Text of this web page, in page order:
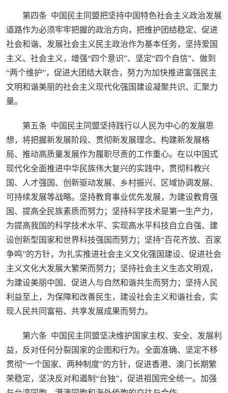
第四条 中国民主同盟把坚持中国特色社会主义政治发展
道路作为必须牢牢把握的政治方向，把维护团结稳定、促进
社会和谐、发展社会主义民主政治作为基本任务，坚持爱国
主义、社会主义，增强“四个意识”、坚定“四个自信”、做到
“两个维护”，促进大团结大联合，努力为加快推进富强民主
文明和谐美丽的社会主义现代化强国建设凝聚共识、汇聚力
量。
第五条 中国民主同盟坚持践行以人民为中心的发展思
想，将把握新发展阶段、贯彻新发展理念、构建新发展格
局、推动高质量发展作为履职尽责的工作重心。在以中国式
现代化全面推进中华民族伟大复兴的实践中，贯彻科教兴
国、人才强国、创新驱动发展、乡村振兴、区域协调发展、
可持续发展等战略。坚持教育事业优先发展，为建设教育强
国、提高全民族素质而努力；坚持科学技术是第一生产力，
为提高我国的科学技术水平、实现高水平科技自立自强、建
设创新型国家和世界科技强国而努力；坚持“百花齐放、百家
争鸣”的方针，为扎实推进社会主义文化强国建设、促进社会
主义文化大发展大繁荣而努力；坚持社会主义生态文明观，
为建设美丽中国、促进人与自然和谐共生而努力；坚持人民
利益至上，为保障和改善民生，建设社会主义和谐社会，实
现人民共同富裕、共享发展成果而努力。
第六条 中国民主同盟坚决维护国家主权、安全、发展利
益，反对任何分裂国家的企图和行为。全面准确、坚定不移
贯彻“一个国家、两种制度”的方针，促进香港、澳门长期繁
荣稳定，坚决反对和遏制“台独”，促进祖国完全统一。加强